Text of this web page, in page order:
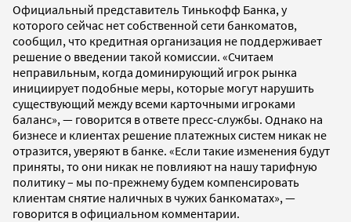
Официальный представитель Тинькофф Банка, у
которого сейчас нет собственной сети банкоматов,
сообщил, что кредитная организация не поддерживает
решение о введении такой комиссии. «Считаем
неправильным, когда доминирующий игрок рынка
инициирует подобные меры, которые могут нарушить
существующий между всеми карточными игроками
баланс», — говорится в ответе пресс-службы. Однако на
бизнесе и клиентах решение платежных систем никак не
отразится, уверяют в банке. «Если такие изменения будут
приняты, то они никак не повлияют на нашу тарифную
политику – мы по-прежнему будем компенсировать
клиентам снятие наличных в чужих банкоматах», —
говорится в официальном комментарии.